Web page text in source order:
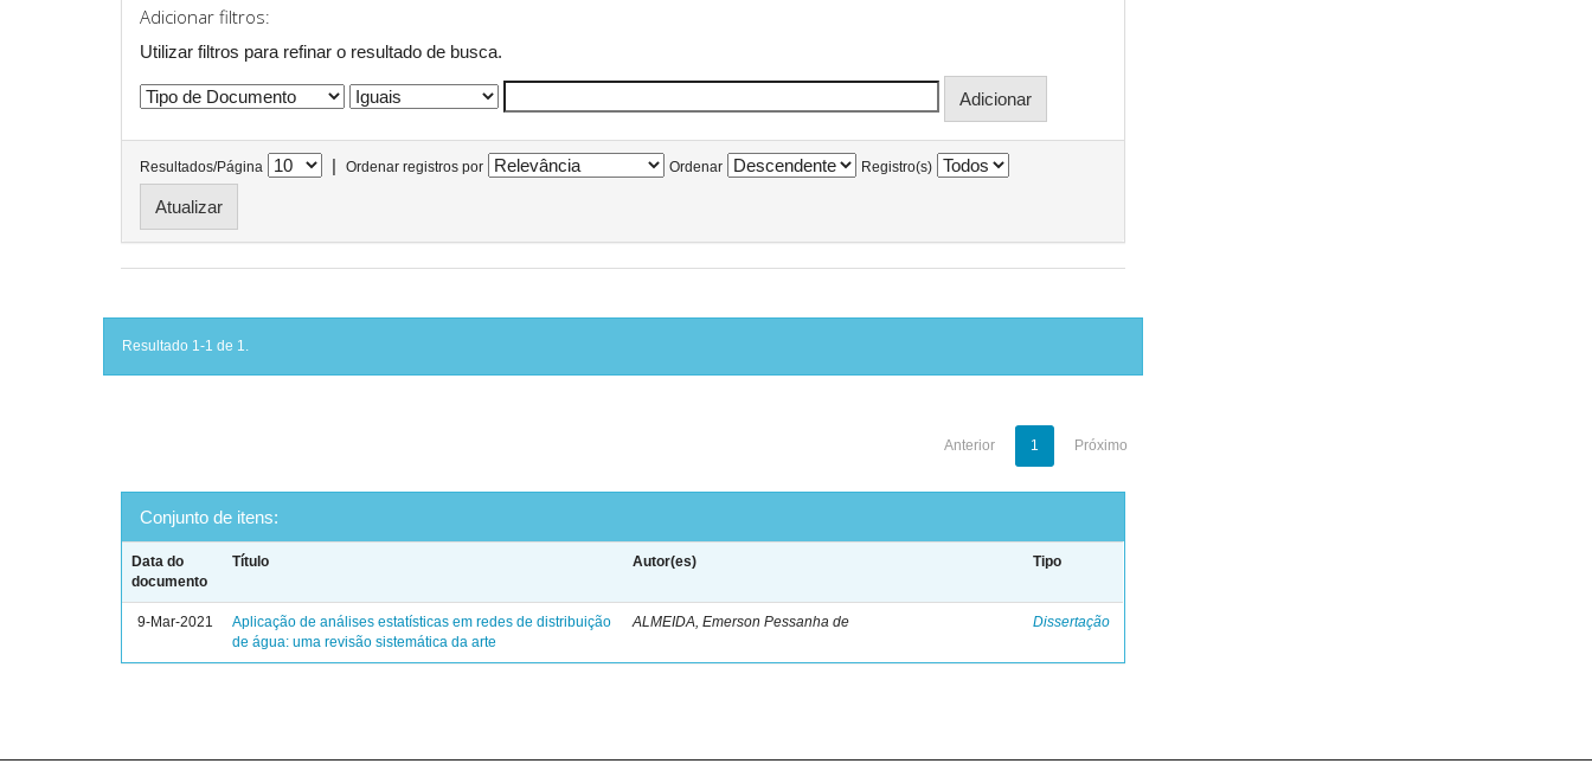
Adicionar filtros:
Utilizar filtros para refinar o resultado de busca.
Resultados/Página | Ordenar registros por Ordenar Registro(s)
Resultado 1-1 de 1.
Anterior 1 Próximo
Conjunto de itens:
Data do
documento
Título Autor(es) Tipo
9-Mar-2021
Aplicação de análises estatísticas em redes de distribuição
de água: uma revisão sistemática da arte
ALMEIDA, Emerson Pessanha de Dissertação